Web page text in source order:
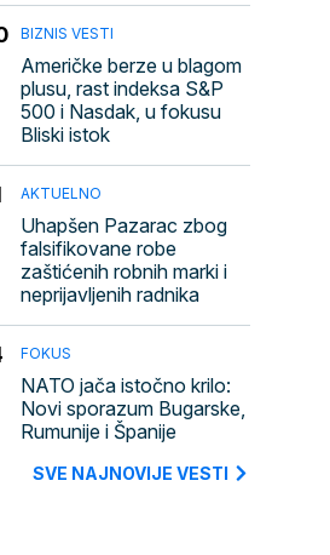
BIZNIS VESTI
Američke berze u blagom
plusu, rast indeksa S&P
500 i Nasdak, u fokusu
Bliski istok
AKTUELNO
Uhapšen Pazarac zbog
falsifikovane robe
zaštićenih robnih marki i
neprijavljenih radnika
FOKUS
NATO jača istočno krilo:
Novi sporazum Bugarske,
Rumunije i Španije
SVE NAJNOVIJE VESTI